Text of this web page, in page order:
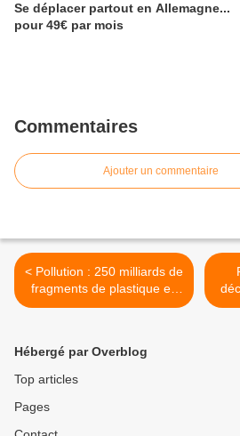
Se déplacer partout en Allemagne...
pour 49€ par mois
Commentaires
Ajouter un commentaire
< Pollution : 250 milliards de
fragments de plastique en
Méditerranée
Hébergé par Overblog
Top articles
Pages